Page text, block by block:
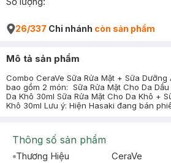
26/337 Chi nhánh còn sản phẩm
Mô tả sản phẩm
Combo CeraVe Sữa Rửa Mặt + Sữa Dưỡng
bao gồm 2 món: Sữa Rửa Mặt Cho Da
Da Khô 30ml Sữa Rửa Mặt Cho Da Khô +
Khô 30ml Lưu ý: Hiện Hasaki đang bán
Thông số sản phẩm
Thương Hiệu
CeraVe